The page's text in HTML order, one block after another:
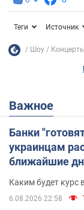
Теги Источник
Шоу
Важное
Банки
украинцам
ближайшие
Каким будет курс
6.08.2026 22:58